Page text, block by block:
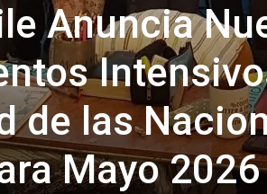
Anuncia
de las
Mayo 2026